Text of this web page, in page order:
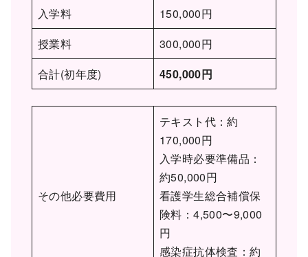
入学料
150,000円
授業料
300,000円
合計(初年度)
450,000円
その他必要費用
テキスト代：約
170,000円
入学時必要準備品：
約50,000円
看護学生総合補償保
険料：4,500〜9,000
円
感染症抗体検査：約